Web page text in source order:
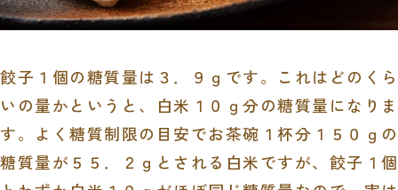
餃子１個の糖質量は３．９ｇです。これはどのくら
いの量かというと、白米１０ｇ分の糖質量になりま
す。よく糖質制限の目安でお茶碗１杯分１５０ｇの
糖質量が５５．２ｇとされる白米ですが、餃子１個